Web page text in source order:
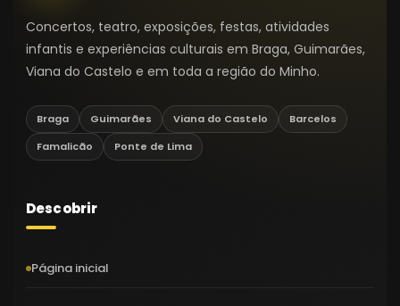
Concertos, teatro, exposições, festas, atividades
infantis e experiências culturais em Braga, Guimarães,
Viana do Castelo e em toda a região do Minho.
Braga Guimarães Viana do Castelo
Barcelos
Famalicão
Ponte de Lima
Descobrir
Página inicial